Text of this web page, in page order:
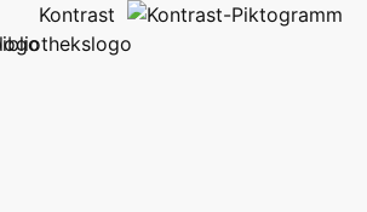
Kontrast